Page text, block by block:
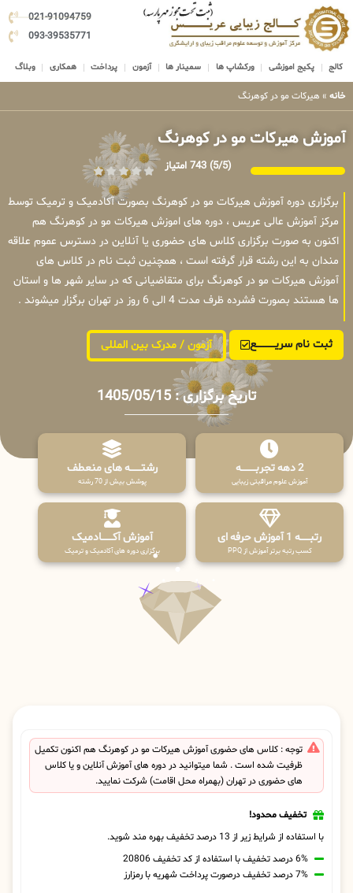
021-91094759
093-39535771
کالج پکیج اموزشی ورکشاپ ها سمینار ها آزمون پرداخت همکاری وبلاگ
خانه » هیرکات مو در کوهرنگ
آموزش هیرکات مو در کوهرنگ
(5/5) 743 امتیاز
برگزاری دوره آموزش هیرکات مو در کوهرنگ بصورت آکادمیک و ترمیک توسط
مرکز آموزش عالی عریس ، دوره های اموزش هیرکات مو در کوهرنگ هم
اکنون به صورت برگزاری کلاس های حضوری یا آنلاین در دسترس عموم علاقه
مندان به این رشته قرار گرفته است ، همچنین ثبت نام در کلاس های
آموزش هیرکات مو در کوهرنگ برای متقاضیانی که در سایر شهر ها و استان
ها هستند بصورت فشرده ظرف مدت 4 الی 6 روز در تهران برگزار میشوند .
ثبت نام سریــــــــــــع آزمون / مدرک بین المللی
تاریخ برگزاری : 1405/05/15
2 دهه تجربـــــــــه
آموزش علوم مراقبتی زیبایی
رشتـــــــه های منعطف
پوشش بیش از 70 رشته
رتبــــــه 1 آموزش حرفه ای
کسب رتبه برتر آموزش از PPQ
آموزش آکـــــــادمیک
برگزاری دوره های آکادمیک و ترمیک
توجه : کلاس های حضوری آموزش هیرکات مو در کوهرنگ هم اکنون تکمیل
ظرفیت شده است . شما میتوانید در دوره های آموزش آنلاین و یا کلاس
های حضوری در تهران (بهمراه محل اقامت) شرکت نمایید.
تخفیف محدود!
با استفاده از شرایط زیر از 13 درصد تخفیف بهره مند شوید.
6% درصد تخفیف با استفاده از کد تخفیف 20806
7% درصد تخفیف درصورت پرداخت شهریه با رمزارز